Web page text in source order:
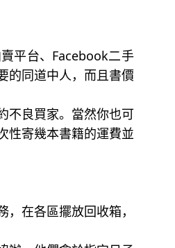
平台、Facebook二手
的同道中人，而且書價
不良買家。當然你也可
性寄幾本書籍的運費並
在各區擺放回收箱，